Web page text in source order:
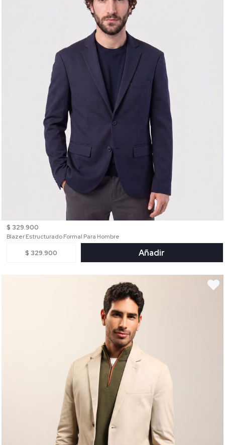
$ 329.900
Blazer Estructurado Formal Para Hombre
$ 329.900 Añadir